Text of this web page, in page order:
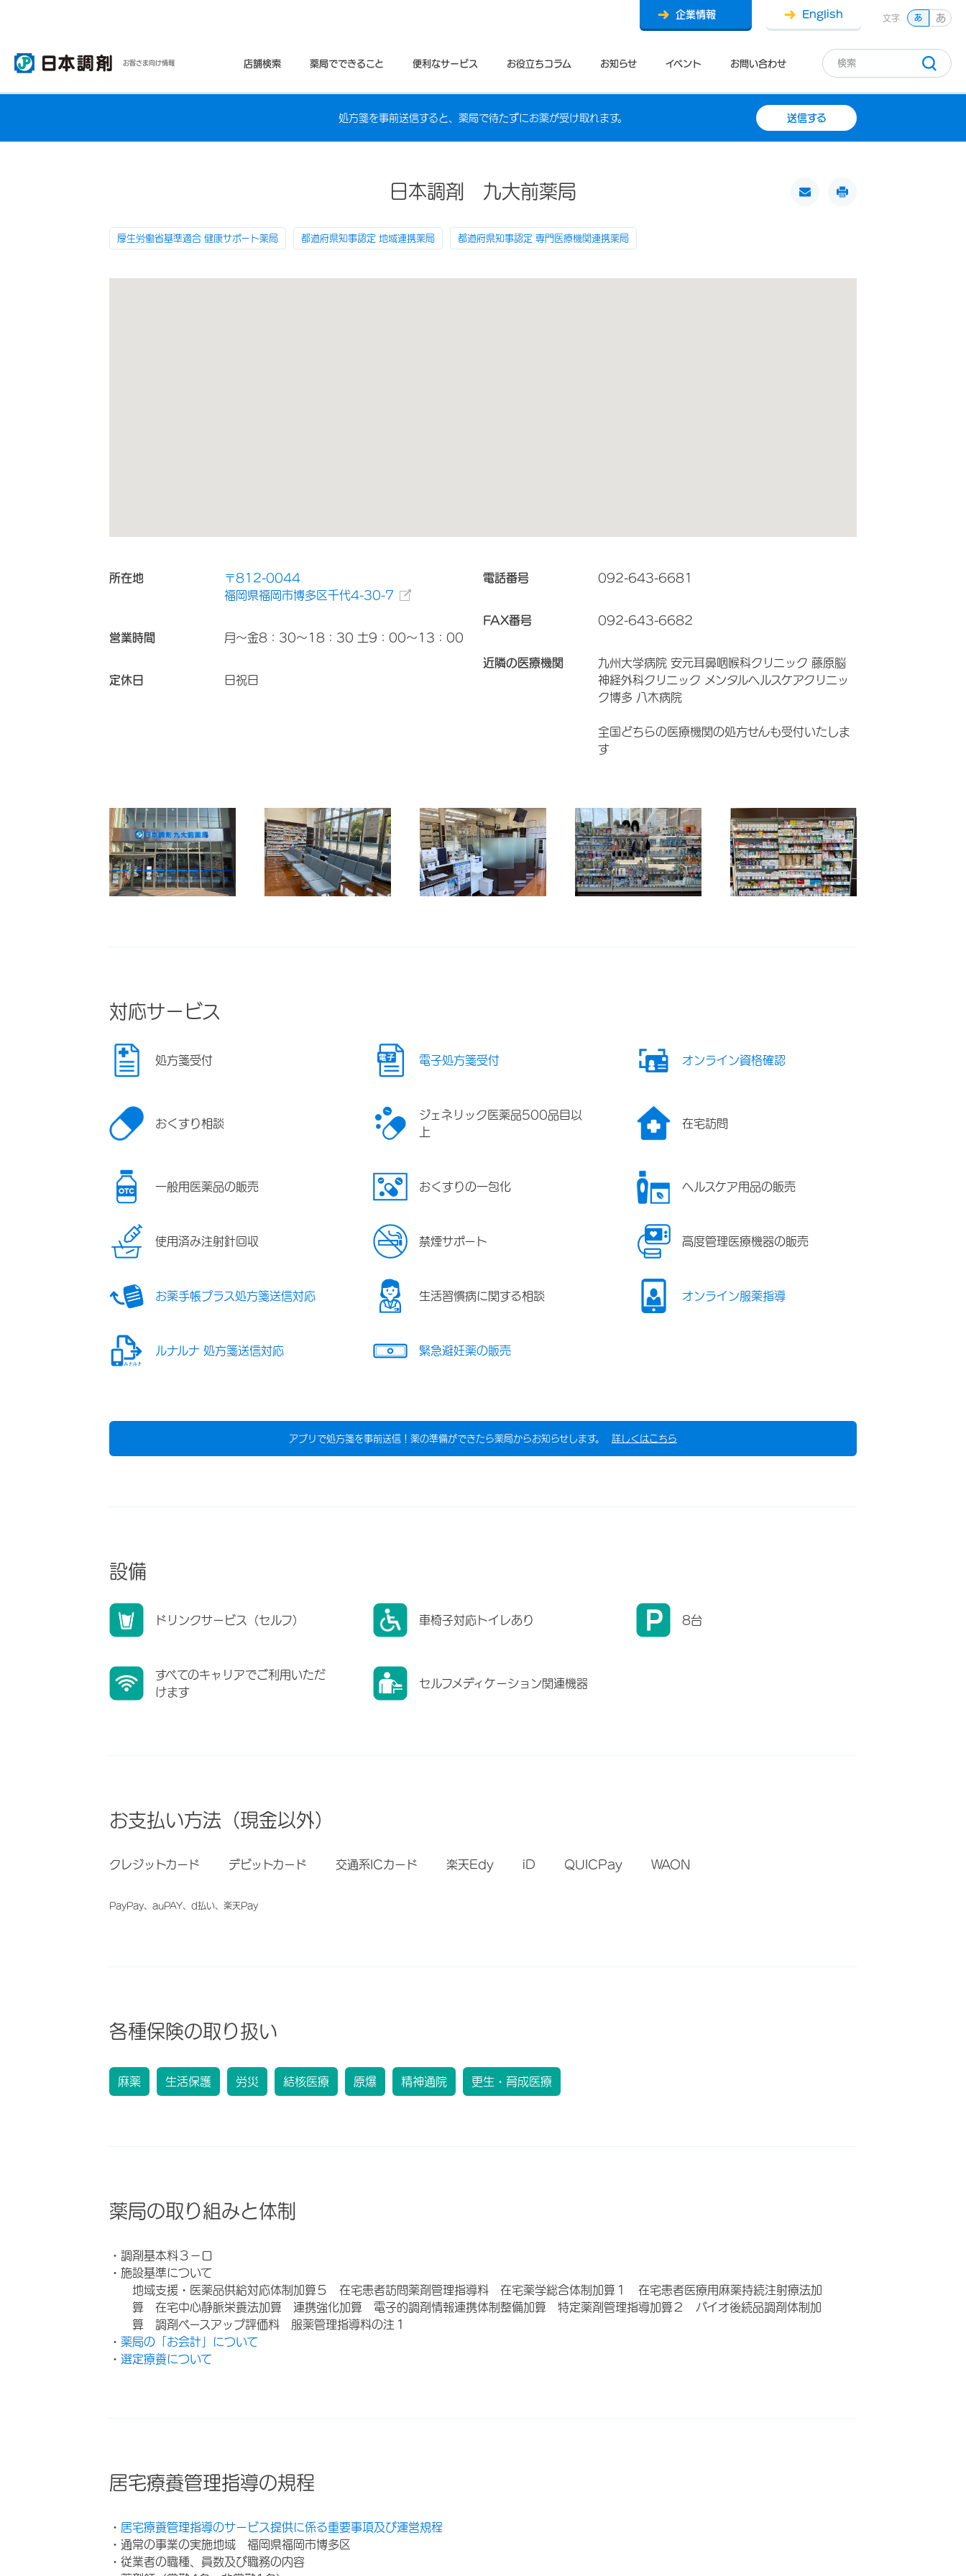
お客さま向け情報 店舗検索 薬局でできること 便利なサービス お役立ちコラム お知らせ イベント お問い合わせ
企業情報 English 文字 あ あ
処方箋を事前送信すると、薬局で待たずにお薬が受け取れます。 送信する
日本調剤 九大前薬局
厚生労働省基準適合 健康サポート薬局 都道府県知事認定 地域連携薬局 都道府県知事認定 専門医療機関連携薬局
所在地
〒812-0044
福岡県福岡市博多区千代4-30-7
営業時間 月～金8：30～18：30 土9：00～13：00
定休日 日祝日
電話番号 092-643-6681
FAX番号 092-643-6682
近隣の医療機関
九州大学病院 安元耳鼻咽喉科クリニック 藤原脳
神経外科クリニック メンタルヘルスケアクリニッ
ク博多 八木病院
全国どちらの医療機関の処方せんも受付いたしま
す
対応サービス
処方箋受付 電子処方箋受付 オンライン資格確認
おくすり相談
ジェネリック医薬品500品目以
上
在宅訪問
一般用医薬品の販売 おくすりの一包化 ヘルスケア用品の販売
使用済み注射針回収 禁煙サポート 高度管理医療機器の販売
お薬手帳プラス処方箋送信対応 生活習慣病に関する相談 オンライン服薬指導
ルナルナ 処方箋送信対応 緊急避妊薬の販売
アプリで処方箋を事前送信！薬の準備ができたら薬局からお知らせします。 詳しくはこちら
設備
ドリンクサービス（セルフ） 車椅子対応トイレあり 8台
すべてのキャリアでご利用いただ
けます
セルフメディケーション関連機器
お支払い方法（現金以外）
クレジットカード デビットカード 交通系ICカード 楽天Edy iD QUICPay WAON
PayPay、auPAY、d払い、楽天Pay
各種保険の取り扱い
麻薬 生活保護 労災 結核医療 原爆 精神通院 更生・育成医療
薬局の取り組みと体制
・調剤基本料３－ロ
・施設基準について
地域支援・医薬品供給対応体制加算５ 在宅患者訪問薬剤管理指導料 在宅薬学総合体制加算１ 在宅患者医療用麻薬持続注射療法加
算 在宅中心静脈栄養法加算 連携強化加算 電子的調剤情報連携体制整備加算 特定薬剤管理指導加算２ バイオ後続品調剤体制加
算 調剤ベースアップ評価料 服薬管理指導料の注１
・ 薬局の「お会計」について
・ 選定療養について
居宅療養管理指導の規程
・ 居宅療養管理指導のサービス提供に係る重要事項及び運営規程
・通常の事業の実施地域 福岡県福岡市博多区
・従業者の職種、員数及び職務の内容